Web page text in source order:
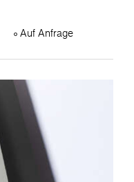
Auf Anfrage